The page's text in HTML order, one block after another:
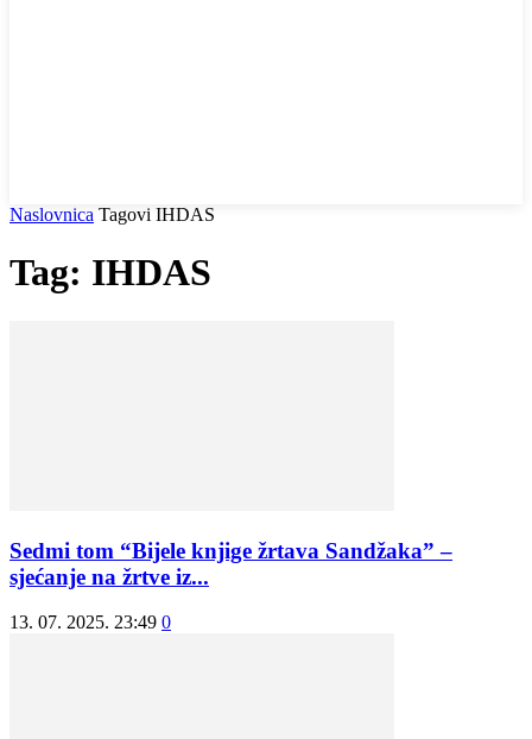
Naslovnica Tagovi IHDAS
Tag: IHDAS
Sedmi tom “Bijele knjige žrtava Sandžaka” –
sjećanje na žrtve iz...
13. 07. 2025. 23:49 0